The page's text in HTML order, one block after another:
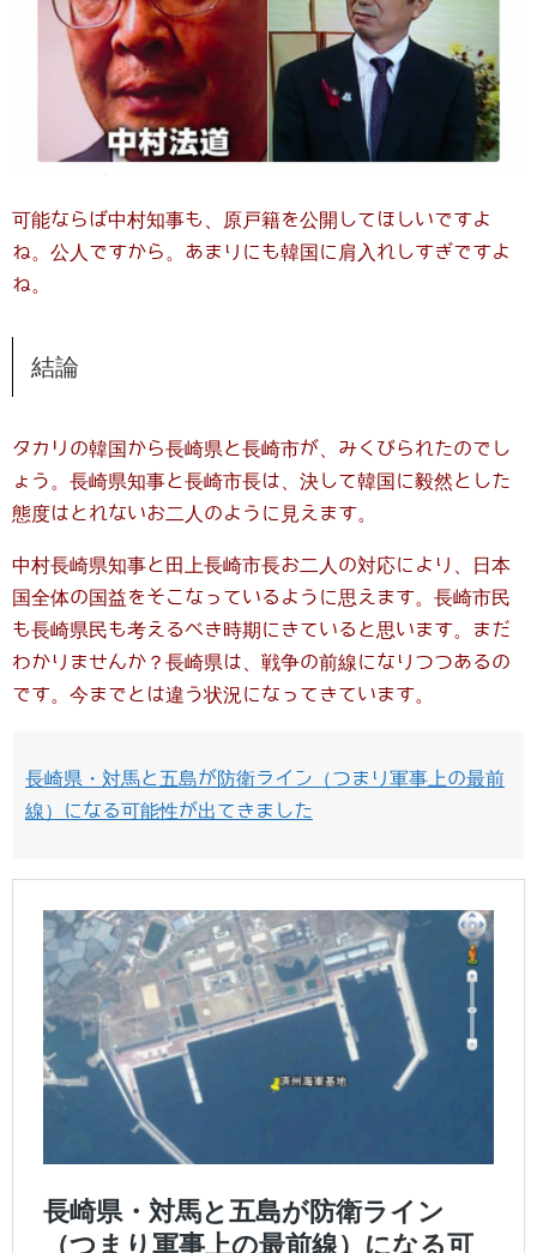
可能ならば中村知事も、原戸籍を公開してほしいですよ
ね。公人ですから。あまりにも韓国に肩入れしすぎですよ
ね。
結論
タカリの韓国から長崎県と長崎市が、みくびられたのでし
ょう。長崎県知事と長崎市長は、決して韓国に毅然とした
態度はとれないお二人のように見えます。
中村長崎県知事と田上長崎市長お二人の対応により、日本
国全体の国益をそこなっているように思えます。長崎市民
も長崎県民も考えるべき時期にきていると思います。まだ
わかりませんか？長崎県は、戦争の前線になりつつあるの
です。今までとは違う状況になってきています。
長崎県・対馬と五島が防衛ライン（つまり軍事上の最前
線）になる可能性が出てきました